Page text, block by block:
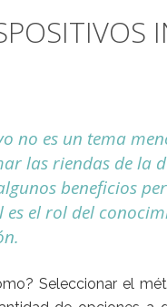
no es un tema
las riendas de la
beneficios
el rol del
Seleccionar el